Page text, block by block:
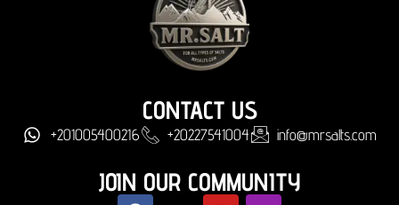
CONTACT US
+201005400216 +20227541004 info@mrsalts.com
JOIN OUR COMMUNITY